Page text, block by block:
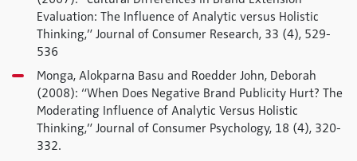
Evaluation: The Influence of Analytic versus Holistic
Thinking,” Journal of Consumer Research, 33 (4), 529-
536
Monga, Alokparna Basu and Roedder John, Deborah
(2008): “When Does Negative Brand Publicity Hurt? The
Moderating Influence of Analytic Versus Holistic
Thinking,” Journal of Consumer Psychology, 18 (4), 320-
332.